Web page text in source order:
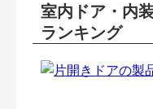
室内ドア・内
ランキング